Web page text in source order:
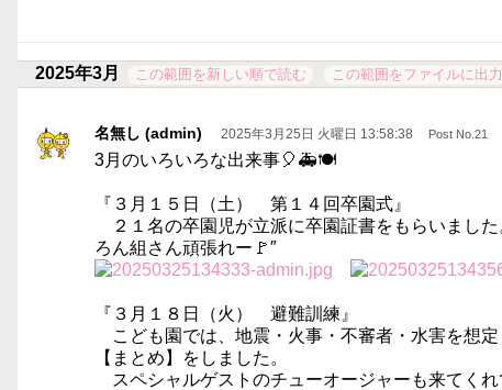
2025年3月 この範囲を新しい順で読む この範囲をファイルに出
名無し (admin) 2025年3月25日 火曜日 13:58:38 Post No.21
3月のいろいろな出来事🎈🚑🍽️
『３月１５日（土） 第１４回卒園式』
２１名の卒園児が立派に卒園証書をもらいまし
ろん組さん頑張れー🚩″
『３月１８日（火） 避難訓練』
こども園では、地震・火事・不審者・水害を想
【まとめ】をしました。
スペシャルゲストのチューオージャーも来てく